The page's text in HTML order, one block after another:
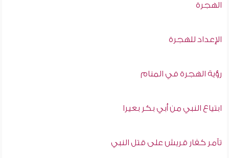
الهجرة
الإعداد للهجرة
رؤية الهجرة في المنام
ابتياع النبي من أبي بكر بعيرا
تآمر كفار قريش على قتل النبي